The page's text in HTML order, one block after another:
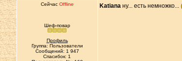
Сейчас Offline
Шеф-повар
Профиль
Группа: Пользователи
Сообщений: 1 947
Спасибок: 1
Katianaну... есть немножко...